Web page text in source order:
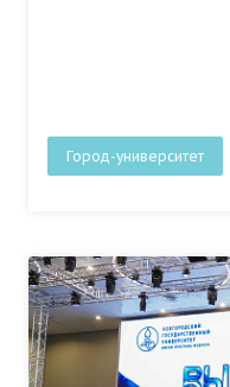
Город-университет